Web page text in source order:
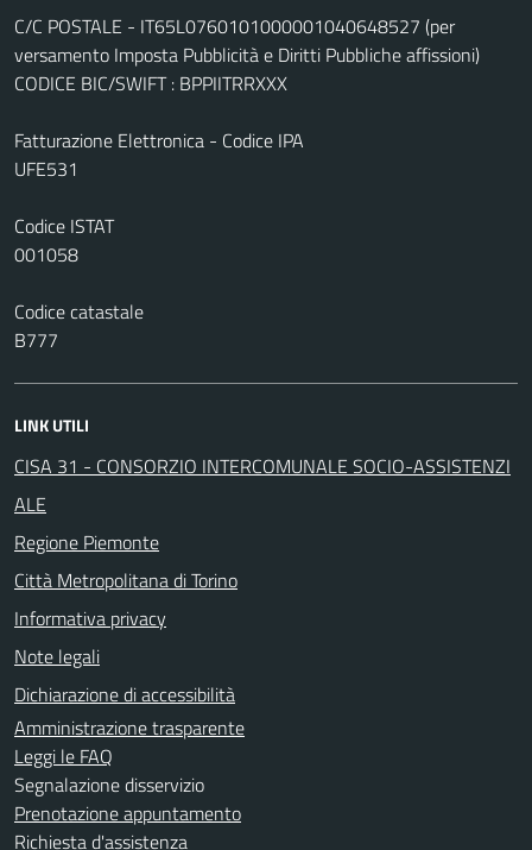
C/C POSTALE - IT65L0760101000001040648527 (per
versamento Imposta Pubblicità e Diritti Pubbliche affissioni)
CODICE BIC/SWIFT : BPPIITRRXXX
Fatturazione Elettronica - Codice IPA
UFE531
Codice ISTAT
001058
Codice catastale
B777
LINK UTILI
CISA 31 - CONSORZIO INTERCOMUNALE SOCIO-ASSISTENZI
ALE
Regione Piemonte
Città Metropolitana di Torino
Informativa privacy
Note legali
Dichiarazione di accessibilità
Amministrazione trasparente
Leggi le FAQ
Segnalazione disservizio
Prenotazione appuntamento
Richiesta d'assistenza